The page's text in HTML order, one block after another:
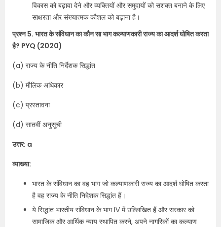
विकास को बढ़ावा देने और व्यक्तियों और समुदायों को सशक्त बनाने के लिए
साक्षरता और संख्यात्मक कौशल को बढ़ाना है।
प्रश्न 5. भारत के संविधान का कौन सा भाग कल्याणकारी राज्य का आदर्श घोषित करता
है? PYQ (2020)
(a) राज्य के नीति निर्देशक सिद्धांत
(b) मौलिक अधिकार
(c) प्रस्तावना
(d) सातवीं अनुसूची
उत्तर: a
व्याख्या:
भारत के संविधान का वह भाग जो कल्याणकारी राज्य का आदर्श घोषित करता
है वह राज्य के नीति निदेशक सिद्धांत हैं।
ये सिद्धांत भारतीय संविधान के भाग IV में उल्लिखित हैं और सरकार को
सामाजिक और आर्थिक न्याय स्थापित करने, अपने नागरिकों का कल्याण